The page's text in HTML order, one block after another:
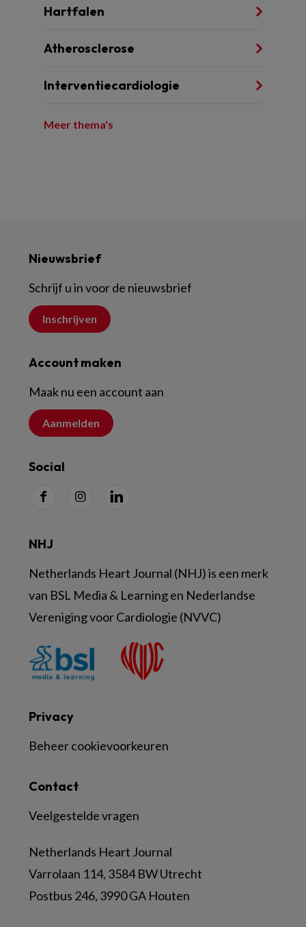
Hartfalen
Atherosclerose
Interventiecardiologie
Meer thema's
Nieuwsbrief
Schrijf u in voor de nieuwsbrief
Inschrijven
Account maken
Maak nu een account aan
Aanmelden
Social
Contact
Veelgestelde vragen
Netherlands Heart Journal
Varrolaan 114, 3584 BW Utrecht
Postbus 246, 3990 GA Houten
Privacy
Beheer cookievoorkeuren
NHJ
Netherlands Heart Journal (NHJ) is een merk
van BSL Media & Learning en Nederlandse
Vereniging voor Cardiologie (NVVC)